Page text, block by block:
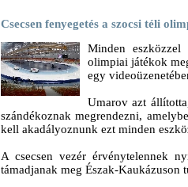
Csecsen fenyegetés a szocsi téli
Minden
olimpiai játékok
egy
Umarov azt
szándékoznak megrendezni,
kell akadályoznunk ezt minden
A csecsen vezér érvénytelennek
támadjanak meg Észak-Kaukázuson